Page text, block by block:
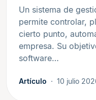
Un sistema de
permite controlar,
cierto punto,
empresa. Su
software…
Artículo 10 julio